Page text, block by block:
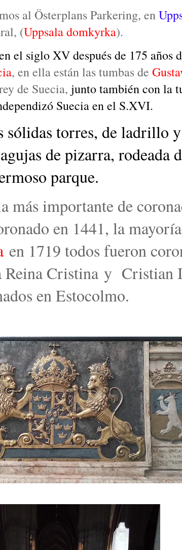
al Österplans Parkering, en
(Uppsala domkyrka).
el siglo XV después de 175 años
, en ella están las tumbas de
de Suecia, junto también con la
Suecia en el S.XVI.
sólidas torres, de ladrillo
de pizarra, rodeada
parque.
más importante de
en 1441, la
en 1719 todos fueron
Reina Cristina y Cristian
en Estocolmo.